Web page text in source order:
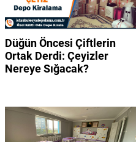
Düğün Öncesi Çiftlerin
Ortak Derdi: Çeyizler
Nereye Sığacak?